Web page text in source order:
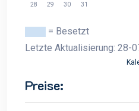
28
29 30 31
= Besetzt
Letzte Aktualisierung: 28-
Preise: